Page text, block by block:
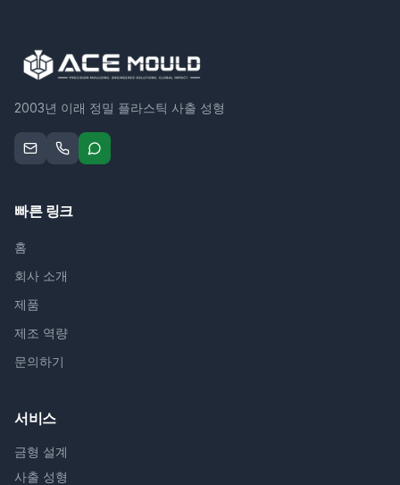
2003년 이래 정밀 플라스틱 사출 성형
빠른 링크
홈
회사 소개
제품
제조 역량
문의하기
서비스
금형 설계
사출 성형